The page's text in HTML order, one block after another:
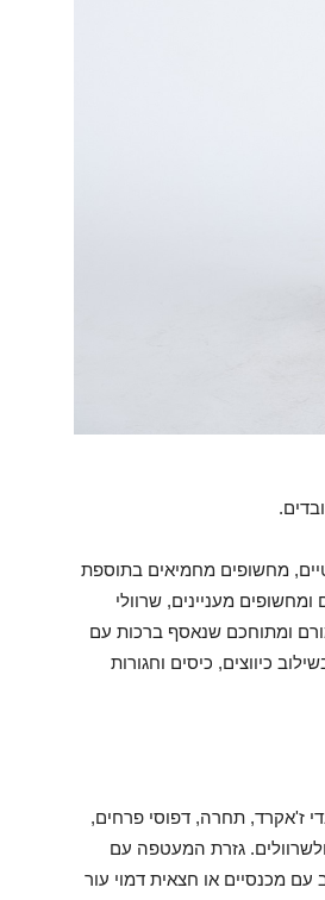
מחשופים מחמיאים בתוספת
מעניינים, שרוולי
ומתוחכם שנאסף ברכות עם
כיווצים, כיסים וחגורות
ז'אקרד, תחרה, דפוסי פרחים,
גזרת המעטפה עם
מכנסיים או חצאית דמוי עור